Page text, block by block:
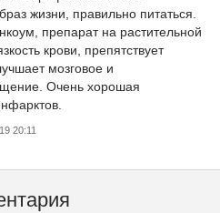
жизни, правильно питаться.
препарат на растительной
крови, препятствует
мозговое и
Очень хорошая
20:11